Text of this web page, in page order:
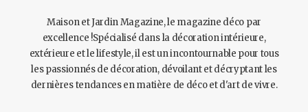
Maison et Jardin Magazine, le magazine déco par
excellence !Spécialisé dans la décoration intérieure,
extérieure et le lifestyle, il est un incontournable pour tous
les passionnés de décoration, dévoilant et décryptant les
dernières tendances en matière de déco et d'art de vivre.